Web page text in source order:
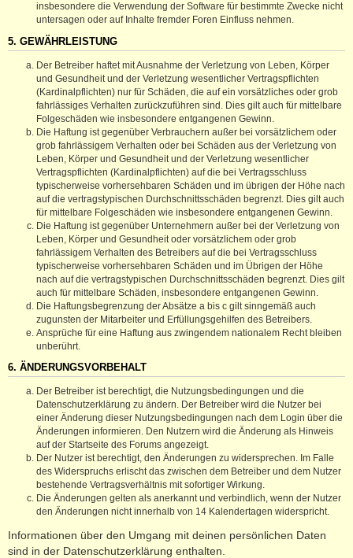
insbesondere die Verwendung der Software für bestimmte Zwecke nicht
untersagen oder auf Inhalte fremder Foren Einfluss nehmen.
5. GEWÄHRLEISTUNG
Der Betreiber haftet mit Ausnahme der Verletzung von Leben, Körper
und Gesundheit und der Verletzung wesentlicher Vertragspflichten
(Kardinalpflichten) nur für Schäden, die auf ein vorsätzliches oder grob
fahrlässiges Verhalten zurückzuführen sind. Dies gilt auch für mittelbare
Folgeschäden wie insbesondere entgangenen Gewinn.
Die Haftung ist gegenüber Verbrauchern außer bei vorsätzlichem oder
grob fahrlässigem Verhalten oder bei Schäden aus der Verletzung von
Leben, Körper und Gesundheit und der Verletzung wesentlicher
Vertragspflichten (Kardinalpflichten) auf die bei Vertragsschluss
typischerweise vorhersehbaren Schäden und im übrigen der Höhe nach
auf die vertragstypischen Durchschnittsschäden begrenzt. Dies gilt auch
für mittelbare Folgeschäden wie insbesondere entgangenen Gewinn.
Die Haftung ist gegenüber Unternehmern außer bei der Verletzung von
Leben, Körper und Gesundheit oder vorsätzlichem oder grob
fahrlässigem Verhalten des Betreibers auf die bei Vertragsschluss
typischerweise vorhersehbaren Schäden und im Übrigen der Höhe
nach auf die vertragstypischen Durchschnittsschäden begrenzt. Dies gilt
auch für mittelbare Schäden, insbesondere entgangenen Gewinn.
Die Haftungsbegrenzung der Absätze a bis c gilt sinngemäß auch
zugunsten der Mitarbeiter und Erfüllungsgehilfen des Betreibers.
Ansprüche für eine Haftung aus zwingendem nationalem Recht bleiben
unberührt.
6. ÄNDERUNGSVORBEHALT
Der Betreiber ist berechtigt, die Nutzungsbedingungen und die
Datenschutzerklärung zu ändern. Der Betreiber wird die Nutzer bei
einer Änderung dieser Nutzungsbedingungen nach dem Login über die
Änderungen informieren. Den Nutzern wird die Änderung als Hinweis
auf der Startseite des Forums angezeigt.
Der Nutzer ist berechtigt, den Änderungen zu widersprechen. Im Falle
des Widerspruchs erlischt das zwischen dem Betreiber und dem Nutzer
bestehende Vertragsverhältnis mit sofortiger Wirkung.
Die Änderungen gelten als anerkannt und verbindlich, wenn der Nutzer
den Änderungen nicht innerhalb von 14 Kalendertagen widerspricht.
Informationen über den Umgang mit deinen persönlichen Daten
sind in der Datenschutzerklärung enthalten.